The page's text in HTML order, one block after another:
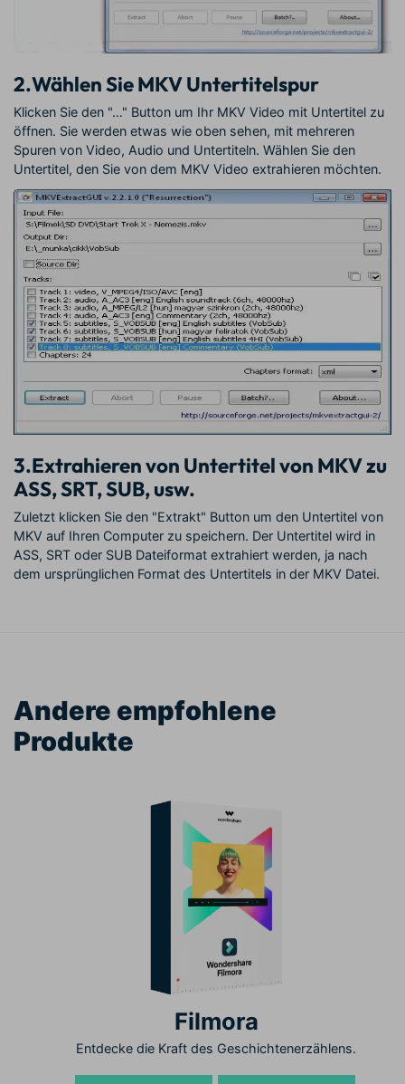
2.Wählen Sie MKV Untertitelspur
Klicken Sie den "…" Button um Ihr MKV Video mit Untertitel zu
öffnen. Sie werden etwas wie oben sehen, mit mehreren
Spuren von Video, Audio und Untertiteln. Wählen Sie den
Untertitel, den Sie von dem MKV Video extrahieren möchten.
3.Extrahieren von Untertitel von MKV zu
ASS, SRT, SUB, usw.
Zuletzt klicken Sie den "Extrakt" Button um den Untertitel von
MKV auf Ihren Computer zu speichern. Der Untertitel wird in
ASS, SRT oder SUB Dateiformat extrahiert werden, ja nach
dem ursprünglichen Format des Untertitels in der MKV Datei.
Andere empfohlene
Produkte
Filmora
Entdecke die Kraft des Geschichtenerzählens.